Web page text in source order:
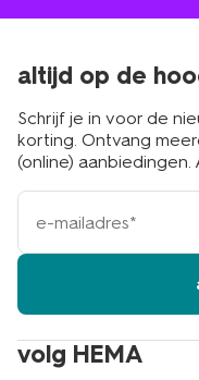
volg HEMA
altijd op de
Schrijf je in voor de
korting. Ontvang
(online) aanbiedingen.
e-
mailadres